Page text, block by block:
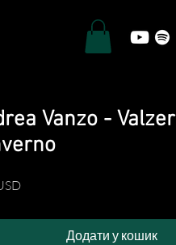
Vanzo - Valzer
Ціна
Додати у кошик